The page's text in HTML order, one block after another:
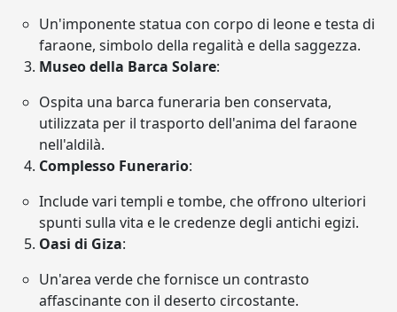
Un'imponente statua con corpo di leone e testa di
faraone, simbolo della regalità e della saggezza.
Museo della Barca Solare:
Ospita una barca funeraria ben conservata,
utilizzata per il trasporto dell'anima del faraone
nell'aldilà.
Complesso Funerario:
Include vari templi e tombe, che offrono ulteriori
spunti sulla vita e le credenze degli antichi egizi.
Oasi di Giza:
Un'area verde che fornisce un contrasto
affascinante con il deserto circostante.